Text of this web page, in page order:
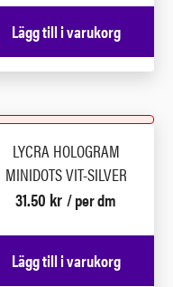
Lägg till i varukorg
LYCRA HOLOGRAM
MINIDOTS VIT-SILVER
31.50 kr / per dm
Lägg till i varukorg